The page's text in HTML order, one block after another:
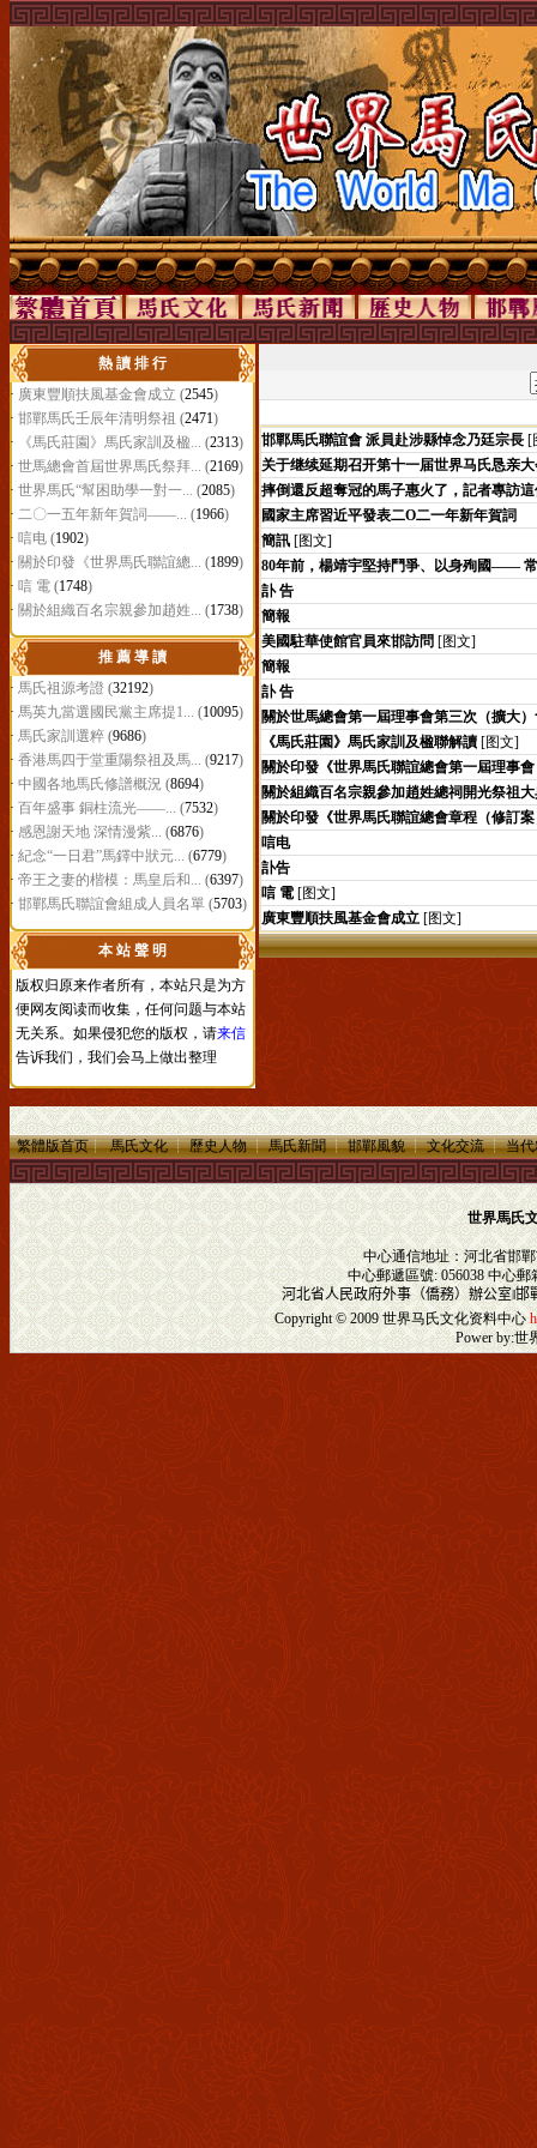
熱 讀 排 行
· 廣東豐順扶風基金會成立 (2545)
· 邯鄲馬氏壬辰年清明祭祖 (2471)
·
《馬氏莊園》馬氏家訓及楹... (2313)
· 世馬總會首屆世界馬氏祭拜... (2169)
· 世界馬氏“幫困助學一對一... (2085)
· 二〇一五年新年賀詞——... (1966)
· 唁电 (1902)
· 關於印發《世界馬氏聯誼總... (1899)
· 唁 電 (1748)
· 關於組織百名宗親參加趙姓... (1738)
推 薦 導 讀
· 馬氏祖源考證 (32192)
· 馬英九當選國民黨主席提1... (10095)
· 馬氏家訓選粹 (9686)
· 香港馬四于堂重陽祭祖及馬... (9217)
· 中國各地馬氏修譜概況 (8694)
· 百年盛事 銅柱流光——... (7532)
· 感恩謝天地 深情漫紫... (6876)
· 紀念“一日君”馬鐸中狀元... (6779)
· 帝王之妻的楷模：馬皇后和... (6397)
· 邯鄲馬氏聯誼會組成人員名單 (5703)
本 站 聲 明
版权归原来作者所有，本站只是为方
便网友阅读而收集，任何问题与本站
无关系。如果侵犯您的版权，请来信
告诉我们，我们会马上做出整理
邯鄲馬氏聯誼會 派員赴涉縣悼念乃廷宗長 [
关于继续延期召开第十一届世界马氏恳亲
摔倒還反超奪冠的馬子惠火了，記者專訪
國家主席習近平發表二O二一年新年賀詞
簡訊 [图文]
80年前，楊靖宇堅持鬥爭、以身殉國——
訃 告
簡報
美國駐華使館官員來邯訪問 [图文]
簡報
訃 告
關於世馬總會第一屆理事會第三次（擴大
《馬氏莊園》馬氏家訓及楹聯解讀 [图文]
關於印發《世界馬氏聯誼總會第一屆理事
關於組織百名宗親參加趙姓總祠開光祭祖
關於印發《世界馬氏聯誼總會章程（修訂
唁电
訃告
唁 電 [图文]
廣東豐順扶風基金會成立 [图文]
繁體版首页┊ 馬氏文化┊歷史人物┊馬氏新聞┊邯鄲風貌┊文化交流┊当
世界馬氏
中心通信地址：河北省邯
中心郵遞區號: 056038 中心郵
河北省人民政府外事（僑務）辦公室‖邯
Copyright © 2009世界马氏文化资料中心
Power by:世